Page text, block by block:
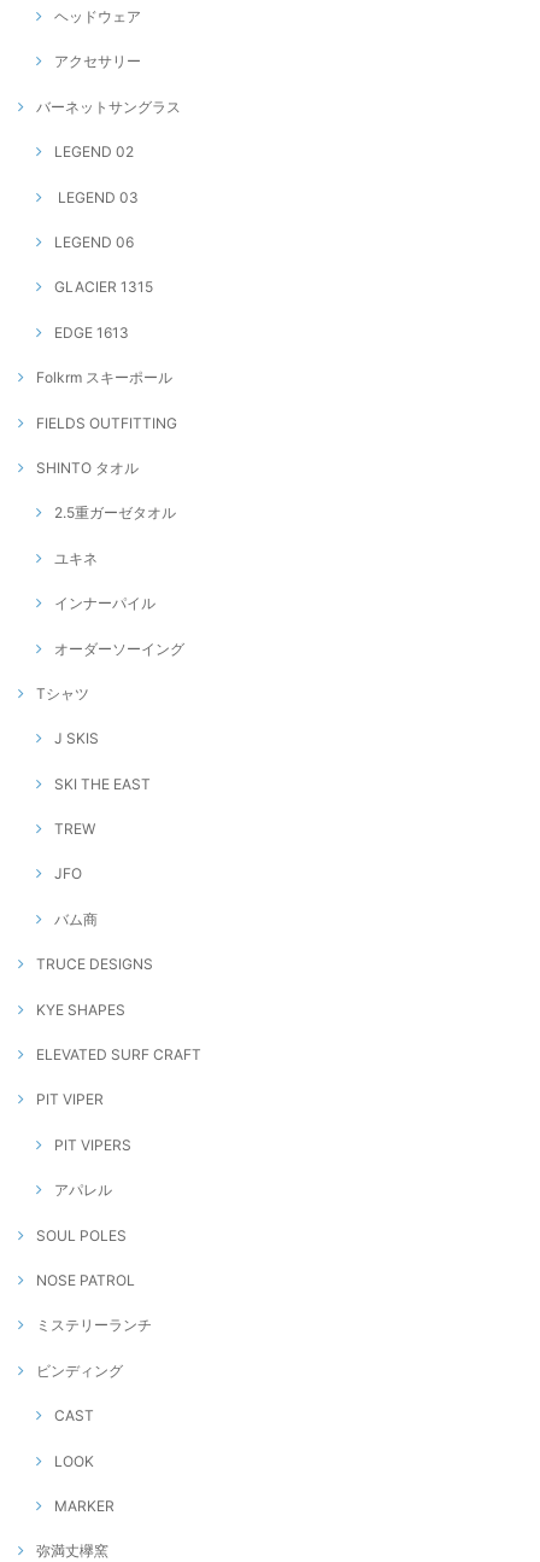
ヘッドウェア
アクセサリー
バーネットサングラス
LEGEND 02
LEGEND 03
LEGEND 06
GLACIER 1315
EDGE 1613
Folkrm スキーポール
FIELDS OUTFITTING
SHINTO タオル
2.5重ガーゼタオル
ユキネ
インナーパイル
オーダーソーイング
Tシャツ
J SKIS
SKI THE EAST
TREW
JFO
バム商
TRUCE DESIGNS
KYE SHAPES
ELEVATED SURF CRAFT
PIT VIPER
PIT VIPERS
アパレル
SOUL POLES
NOSE PATROL
ミステリーランチ
ビンディング
CAST
LOOK
MARKER
弥満丈欅窯